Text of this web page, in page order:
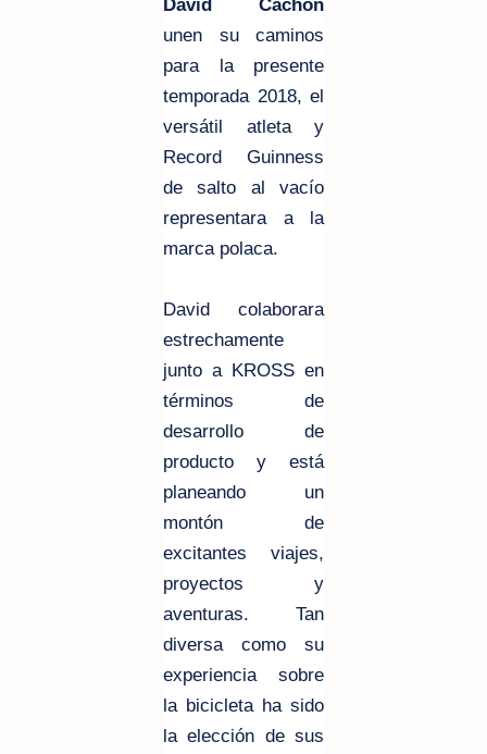
David Cachon
unen su caminos
para la presente
temporada 2018, el
versátil atleta y
Record Guinness
de salto al vacío
representara a la
marca polaca.
David colaborara
estrechamente
junto a KROSS en
términos de
desarrollo de
producto y está
planeando un
montón de
excitantes viajes,
proyectos y
aventuras. Tan
diversa como su
experiencia sobre
la bicicleta ha sido
la elección de sus